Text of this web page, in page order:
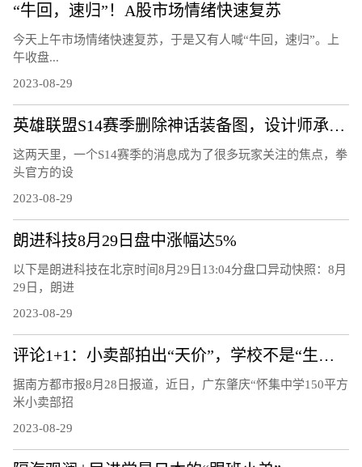
“牛回，速归”！A股市场情绪快速复苏
今天上午市场情绪快速复苏，于是又有人喊“牛回，速归”。上
午收盘...
2023-08-29
英雄联盟S14赛季删除神话装备图，设计师承认错误，游戏大批回调
这两天里，一个S14赛季的消息成为了很多玩家关注的焦点，拳
头官方的设
2023-08-29
朗进科技8月29日盘中涨幅达5%
以下是朗进科技在北京时间8月29日13:04分盘口异动快照：8月
29日，朗进
2023-08-29
评论1+1：小卖部拍出“天价”，学校不是“生意场”
据南方都市报8月28日报道，近日，广东肇庆“怀集中学150平方
米小卖部招
2023-08-29